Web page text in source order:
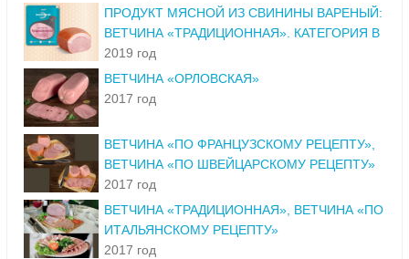
ПРОДУКТ МЯСНОЙ ИЗ СВИНИНЫ ВАРЕНЫЙ:
ВЕТЧИНА «ТРАДИЦИОННАЯ». КАТЕГОРИЯ В
2019 год
ВЕТЧИНА «ОРЛОВСКАЯ»
2017 год
ВЕТЧИНА «ПО ФРАНЦУЗСКОМУ РЕЦЕПТУ»,
ВЕТЧИНА «ПО ШВЕЙЦАРСКОМУ РЕЦЕПТУ»
2017 год
ВЕТЧИНА «ТРАДИЦИОННАЯ», ВЕТЧИНА «ПО
ИТАЛЬЯНСКОМУ РЕЦЕПТУ»
2017 год